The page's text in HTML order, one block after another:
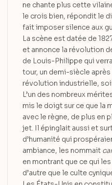
ne chante plus cette
le crois bien, répondit le
fait imposer silence aux
La scène est datée de
et annonce la révolution
de Louis-Philippe qui
tour, un demi-siècle après
révolution industrielle,
L’un des nombreux
mis le doigt sur ce que la
avec le règne, de plus en
jet. Il épinglait aussi et
d’humanité qui
ambiance, les nommait
en montrant que ce qui
d’autre que le culte